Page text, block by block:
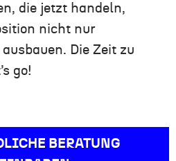
die jetzt handeln,
nicht nur
Die Zeit zu
go!
BERATUNG